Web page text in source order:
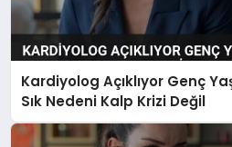
Kardiyolog Açıklıyor Genç
Sık Nedeni Kalp Krizi Değil